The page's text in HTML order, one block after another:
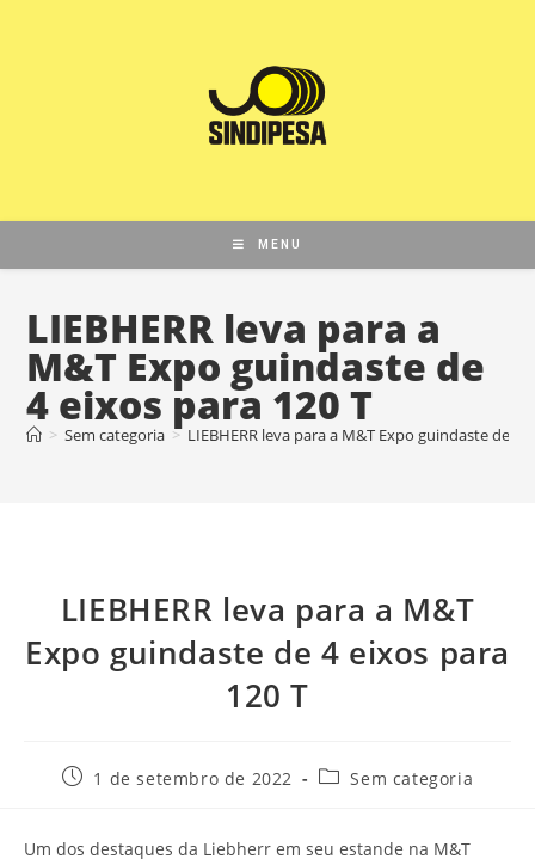
MENU
LIEBHERR leva para a
M&T Expo guindaste de
4 eixos para 120 T
> Sem categoria > LIEBHERR leva para a M&T Expo guindaste de 4
LIEBHERR leva para a M&T
Expo guindaste de 4 eixos para
120 T
1 de setembro de 2022 Sem categoria
Um dos destaques da Liebherr em seu estande na M&T